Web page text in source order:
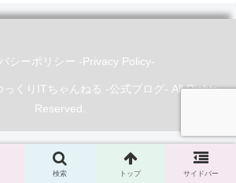
シーポリシー -Privacy Policy-
くりITちゃんねる -公式ブログ- All Rights
Reserved.
検索 トップ サイドバー